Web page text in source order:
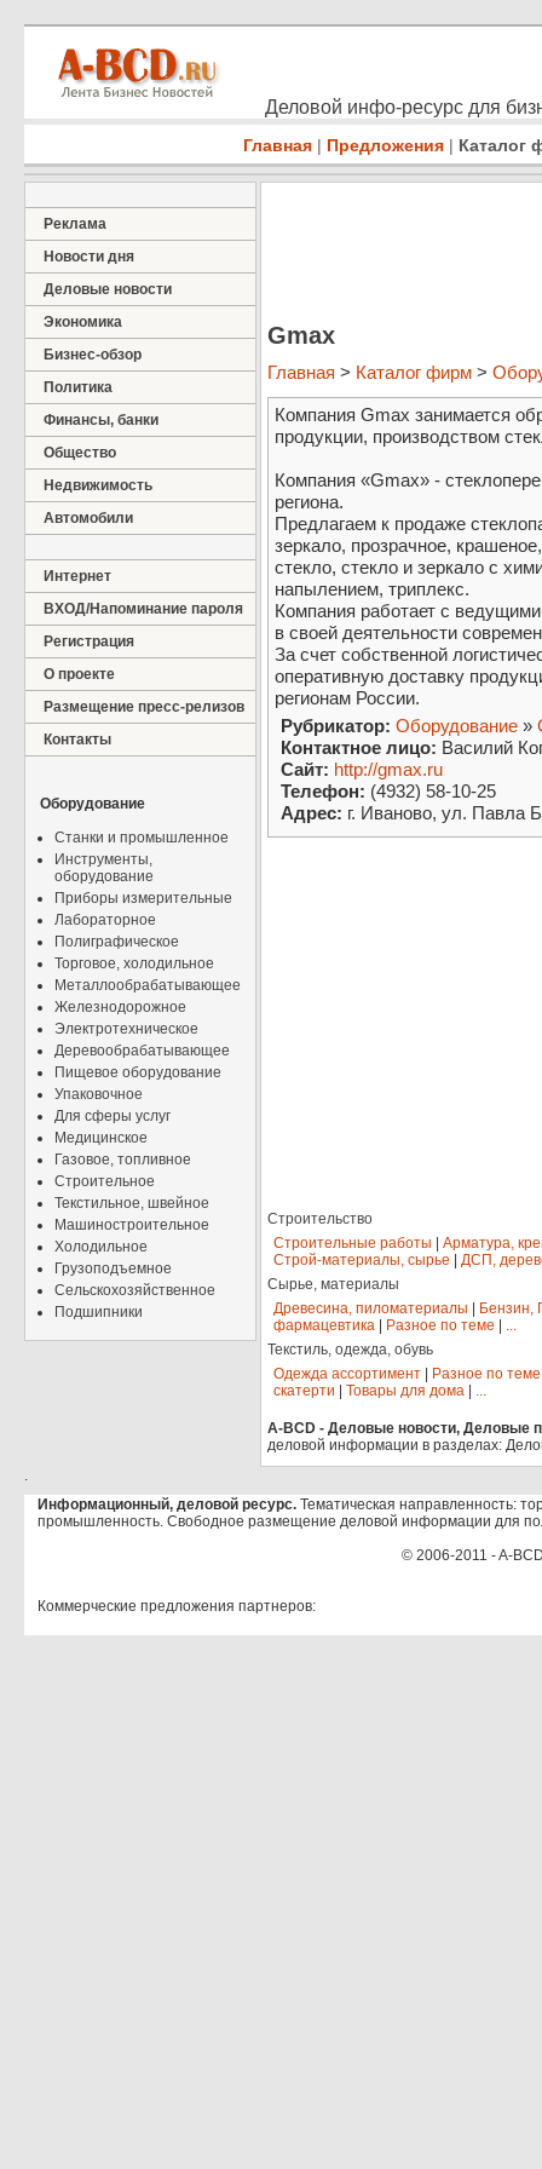
Деловой инфо-ресурс для
Главная | Предложения | Каталог
Реклама
Новости дня
Деловые новости
Экономика
Бизнес-обзор
Политика
Финансы, банки
Общество
Недвижимость
Автомобили
Интернет
ВХОД/Напоминание пароля
Регистрация
О проекте
Размещение пресс-релизов
Контакты
Оборудование
Станки и промышленное
Инструменты,
оборудование
Приборы измерительные
Лабораторное
Полиграфическое
Торговое, холодильное
Металлообрабатывающее
Железнодорожное
Электротехническое
Деревообрабатывающее
Пищевое оборудование
Упаковочное
Для сферы услуг
Медицинское
Газовое, топливное
Строительное
Текстильное, швейное
Машиностроительное
Холодильное
Грузоподъемное
Сельскохозяйственное
Подшипники
Gmax
Главная > Каталог фирм >
Компания Gmax занимается
продукции, производством
Компания «Gmax» -
региона.
Предлагаем к продаже
зеркало, прозрачное,
стекло, стекло и зеркало с
напылением, триплекс.
Компания работает с
в своей деятельности
За счет собственной
оперативную доставку
регионам России.
Рубрикатор: Оборудование »
Контактное лицо: Василий
Сайт: http://gmax.ru
Телефон: (4932) 58-10-25
Адрес: г. Иваново, ул. Павла
Строительство
Строительные работы
Арматура,
Строй-материалы, сырье
ДСП,
Сырье, материалы
Древесина, пиломатериалы
Бензин,
фармацевтика
Разное по теме
...
Текстиль, одежда, обувь
Одежда ассортимент
Разное по теме
скатерти
Товары для дома ...
A-BCD - Деловые новости, Деловые
деловой информации в разделах:
.
Информационный, деловой ресурс. Тематическая направленность:
промышленность. Свободное размещение деловой информации для
© 2006-2011 - A-
Коммерческие предложения партнеров: